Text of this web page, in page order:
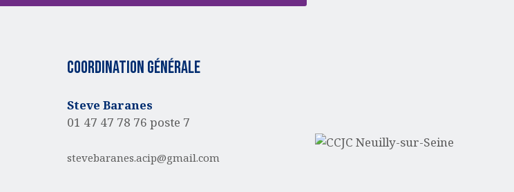
Coordination générale
Steve Baranes
01 47 47 78 76 poste 7
stevebaranes.acip@gmail.com